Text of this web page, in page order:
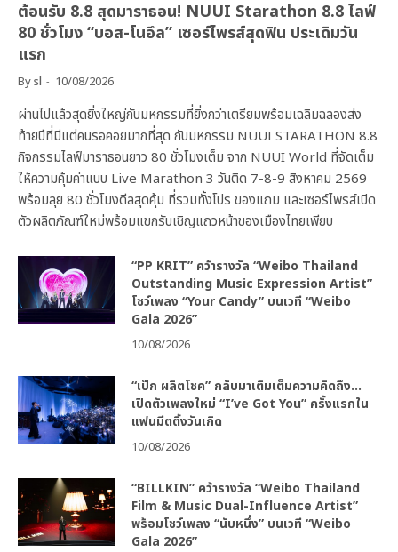
ต้อนรับ 8.8 สุดมาราธอน! NUUI Starathon 8.8 ไลฟ์
80 ชั่วโมง “บอส-โนอึล” เซอร์ไพรส์สุดฟิน ประเดิมวัน
แรก
Bysl 10/08/2026
ผ่านไปแล้วสุดยิ่งใหญ่กับมหกรรมที่ยิ่งกว่าเตรียมพร้อมเฉลิมฉลองส่ง
ท้ายปีที่มีแต่คนรอคอยมากที่สุด กับมหกรรม NUUI STARATHON 8.8
กิจกรรมไลฟ์มาราธอนยาว 80 ชั่วโมงเต็ม จาก NUUI World ที่จัดเต็ม
ให้ความคุ้มค่าแบบ Live Marathon 3 วันติด 7-8-9 สิงหาคม 2569
พร้อมลุย 80 ชั่วโมงดีลสุดคุ้ม ที่รวมทั้งโปร ของแถม และเซอร์ไพรส์เปิด
ตัวผลิตภัณฑ์ใหม่พร้อมแขกรับเชิญแถวหน้าของเมืองไทยเพียบ
“PP KRIT” คว้ารางวัล “Weibo Thailand
Outstanding Music Expression Artist”
โชว์เพลง “Your Candy” บนเวที “Weibo
Gala 2026”
10/08/2026
“เป๊ก ผลิตโชค” กลับมาเติมเต็มความคิดถึง…
เปิดตัวเพลงใหม่ “I’ve Got You” ครั้งแรกใน
แฟนมีตติ้งวันเกิด
10/08/2026
“BILLKIN” คว้ารางวัล “Weibo Thailand
Film & Music Dual-Influence Artist”
พร้อมโชว์เพลง “นับหนึ่ง” บนเวที “Weibo
Gala 2026”